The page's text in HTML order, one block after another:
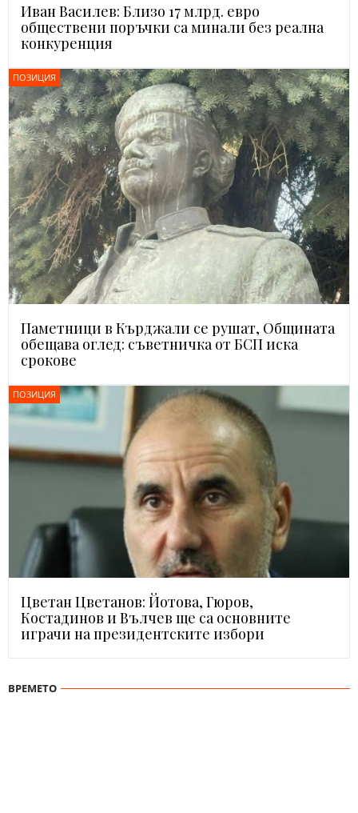
Иван Василев: Близо 17 млрд. евро
обществени поръчки са минали без реална
конкуренция
ПОЗИЦИЯ
Паметници в Кърджали се рушат, Общината
обещава оглед: съветничка от БСП иска
срокове
ПОЗИЦИЯ
Цветан Цветанов: Йотова, Гюров,
Костадинов и Вълчев ще са основните
играчи на президентските избори
ВРЕМЕТО